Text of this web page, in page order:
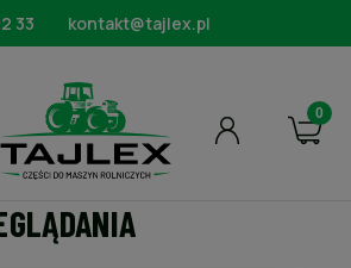
33 kontakt@tajlex.pl